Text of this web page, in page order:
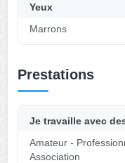
Yeux
Marrons
Prestations
Je travaille avec
Amateur -
Association